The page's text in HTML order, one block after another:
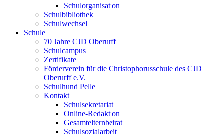
Schulorganisation
Schulbibliothek
Schulwechsel
Schule
70 Jahre CJD Oberurff
Schulcampus
Zertifikate
Förderverein für die Christophorusschule des CJD
Oberurff e.V.
Schulhund Pelle
Kontakt
Schulsekretariat
Online-Redaktion
Gesamtelternbeirat
Schulsozialarbeit